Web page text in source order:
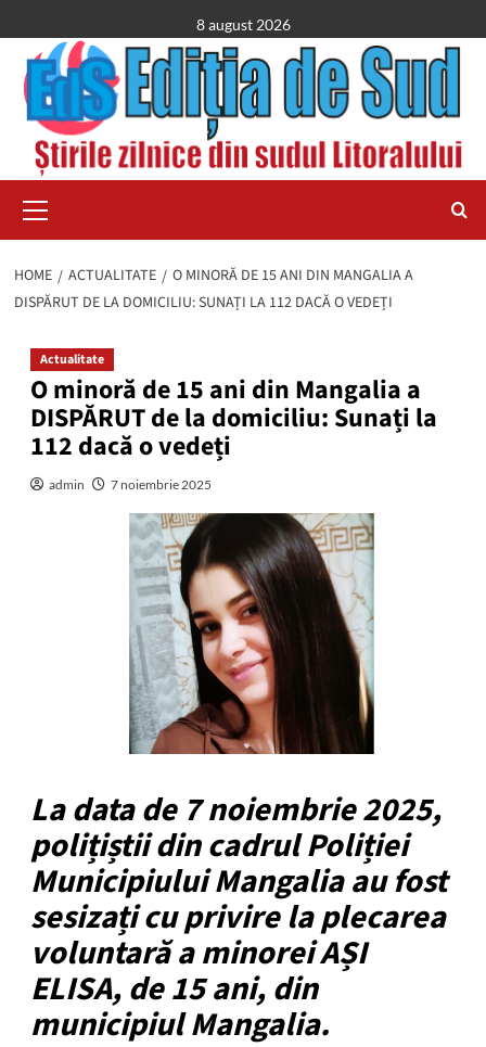
to
content
8 august 2026
Menu
HOME ACTUALITATE
O MINORĂ DE 15 ANI DIN MANGALIA A
DISPĂRUT DE LA DOMICILIU: SUNAȚI LA 112 DACĂ O VEDEȚI
Actualitate
O minoră de 15 ani din Mangalia a
DISPĂRUT de la domiciliu: Sunați la
112 dacă o vedeți
admin 7 noiembrie 2025
La data de 7 noiembrie 2025,
polițiștii din cadrul Poliției
Municipiului Mangalia au fost
sesizați cu privire la plecarea
voluntară a minorei AȘI
ELISA, de 15 ani, din
municipiul Mangalia.